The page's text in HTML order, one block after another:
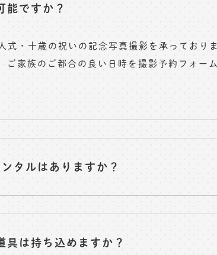
能ですか？
・十歳の祝いの記念写真撮影を承っておりま
ご家族のご都合の良い日時を撮影予約フォーム
タルはありますか？
は持ち込めますか？